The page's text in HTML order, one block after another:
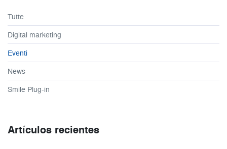
Tutte
Digital marketing
Eventi
News
Smile Plug-in
Artículos recientes